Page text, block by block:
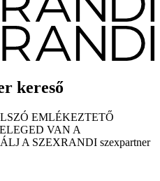
kereső
EMLÉKEZTETŐ
ELEGED VAN A
A SZEXRANDI szexpartner